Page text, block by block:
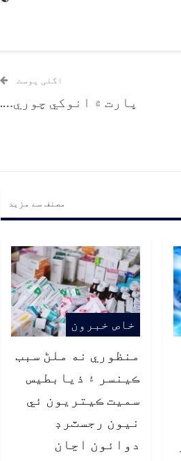
اگلی پوسٹ
ڀارت ۾ انوکي چوري….
مصنف سے مزید
خاص خبرون
منظوري نه ملڻ سبب
ڪينسر ۽ ذيابطيس
سميت ڪيتريون ئي
نيون رجسٽرڊ
دوائون اڃان